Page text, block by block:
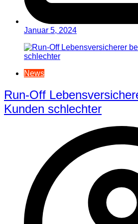
Januar 5, 2024
News
Run-Off
Kunden schlechter